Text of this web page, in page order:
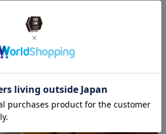
キーホルダー カラビナ
携帯アクセサリー
- アンバイ オリジナル
ルート 商品一覧はこちら